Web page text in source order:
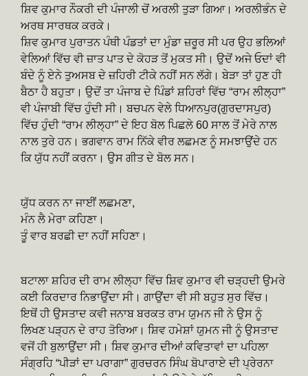
ਸ਼ਿਵ ਕੁਮਾਰ ਨੌਕਰੀ ਦੀ ਪੰਜਾਲੀ ਚੋਂ ਅਰਲੀ ਤੁੜਾ ਗਿਆ। ਅਰਲੀਭੰਨ ਦੇ
ਅਰਥ ਸਾਰਥਕ ਕਰਕੇ।
ਸ਼ਿਵ ਕੁਮਾਰ ਪੁਰਾਤਨ ਪੰਥੀ ਪੰਡਤਾਂ ਦਾ ਮੁੰਡਾ ਜ਼ਰੂਰ ਸੀ ਪਰ ਉਹ ਭਲਿਆਂ
ਵੇਲਿਆਂ ਵਿੱਚ ਵੀ ਜ਼ਾਤ ਪਾਤ ਦੇ ਕੋਹੜ ਤੋਂ ਮੁਕਤ ਸੀ। ਉਦੋਂ ਅਜੇ ਓਦਾਂ ਵੀ
ਬੰਦੇ ਨੂੰ ਏਨੇ ਤੁਅਸਬ ਦੇ ਜ਼ਹਿਰੀ ਟੀਕੇ ਨਹੀਂ ਸਨ ਲੱਗੇ। ਬੇੜਾ ਤਾਂ ਹੁਣ ਹੀ
ਬੈਠਾ ਹੈ ਬਹੁਤਾ। ਉਦੋਂ ਤਾ ਪੰਜਾਬ ਦੇ ਪਿੰਡਾਂ ਸ਼ਹਿਰਾਂ ਵਿੱਚ “ਰਾਮ ਲੀਲ੍ਹਾ”
ਵੀ ਪੰਜਾਬੀ ਵਿੱਚ ਹੁੰਦੀ ਸੀ। ਬਚਪਨ ਵੇਲੇ ਧਿਆਨਪੁਰ(ਗੁਰਦਾਸਪੁਰ)
ਵਿੱਚ ਹੁੰਦੀ “ਰਾਮ ਲੀਲ੍ਹਾ” ਦੇ ਇਹ ਬੋਲ ਪਿਛਲੇ 60 ਸਾਲ ਤੋਂ ਮੇਰੇ ਨਾਲ
ਨਾਲ ਤੁਰੇ ਹਨ। ਭਗਵਾਨ ਰਾਮ ਨਿੱਕੇ ਵੀਰ ਲਛਮਣ ਨੂੰ ਸਮਝਾਉਂਦੇ ਹਨ
ਕਿ ਯੁੱਧ ਨਹੀਂ ਕਰਨਾ। ਉਸ ਗੀਤ ਦੇ ਬੋਲ ਸਨ।
ਯੁੱਧ ਕਰਨ ਨਾ ਜਾਈਂ ਲਛਮਣਾ,
ਮੰਨ ਲੈ ਮੇਰਾ ਕਹਿਣਾ।
ਤੂੰ ਵਾਰ ਬਰਛੀ ਦਾ ਨਹੀਂ ਸਹਿਣਾ।
ਬਟਾਲਾ ਸ਼ਹਿਰ ਦੀ ਰਾਮ ਲੀਲ੍ਹਾ ਵਿੱਚ ਸ਼ਿਵ ਕੁਮਾਰ ਵੀ ਚੜ੍ਹਦੀ ਉਮਰੇ
ਕਈ ਕਿਰਦਾਰ ਨਿਭਾਉਂਦਾ ਸੀ। ਗਾਉਂਦਾ ਵੀ ਸੀ ਬਹੁਤ ਸੁਰ ਵਿੱਚ।
ਇਥੋਂ ਹੀ ਉਸਤਾਦ ਕਵੀ ਜਨਾਬ ਬਰਕਤ ਰਾਮ ਯੁਮਨ ਜੀ ਨੇ ਉਸ ਨੂੰ
ਲਿਖਣ ਪੜ੍ਹਨ ਦੇ ਰਾਹ ਤੋਰਿਆ। ਸ਼ਿਵ ਹਮੇਸ਼ਾਂ ਯੁਮਨ ਜੀ ਨੂੰ ਉਸਤਾਦ
ਵਜੋਂ ਹੀ ਬੁਲਾਉਂਦਾ ਸੀ। ਸ਼ਿਵ ਕੁਮਾਰ ਦੀਆਂ ਕਵਿਤਾਵਾਂ ਦਾ ਪਹਿਲਾ
ਸੰਗ੍ਰਹਿ “ਪੀੜਾਂ ਦਾ ਪਰਾਗਾ” ਗੁਰਚਰਨ ਸਿੰਘ ਬੋਪਾਰਾਏ ਦੀ ਪ੍ਰੇਰਨਾ